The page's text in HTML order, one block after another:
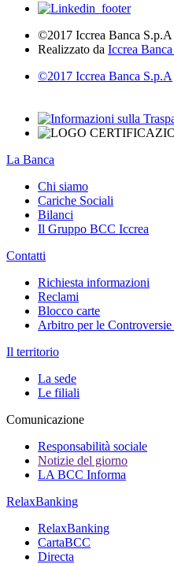
©2017 Iccrea Banca S.p.A
Realizzato da Iccrea
©2017 Iccrea Banca S.p.A
La Banca
Chi siamo
Cariche Sociali
Bilanci
Il Gruppo BCC Iccrea
Contatti
Richiesta informazioni
Reclami
Blocco carte
Arbitro per le
Il territorio
La sede
Le filiali
Comunicazione
Responsabilità sociale
Notizie del giorno
LA BCC Informa
RelaxBanking
RelaxBanking
CartaBCC
Directa